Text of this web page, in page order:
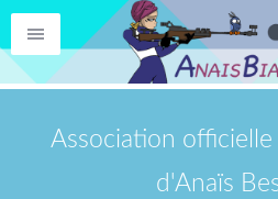
Association
d'Anaïs